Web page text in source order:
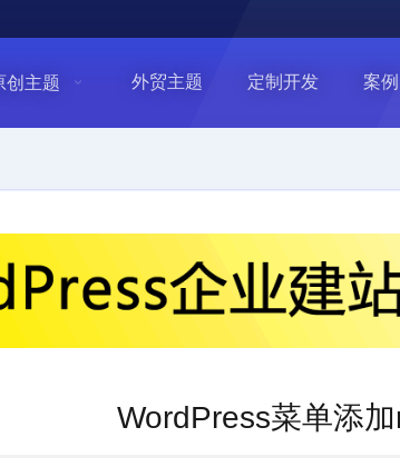
创主题 外贸主题 定制开发 案例
WordPress菜单添